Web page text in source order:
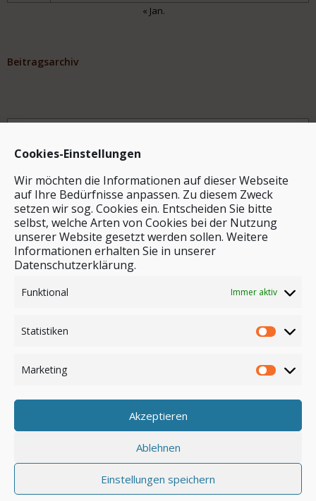
Cookies-Einstellungen
Wir möchten die Informationen auf dieser Webseite
auf Ihre Bedürfnisse anpassen. Zu diesem Zweck
setzen wir sog. Cookies ein. Entscheiden Sie bitte
selbst, welche Arten von Cookies bei der Nutzung
unserer Website gesetzt werden sollen. Weitere
Informationen erhalten Sie in unserer
Datenschutzerklärung.
Funktional Immer aktiv
Statistiken
Marketing
Akzeptieren
Ablehnen
Einstellungen speichern
« Jan.
Beitragsarchiv
Archiv
Stichwortsuche
Anmelden
© by safar-reiseblog.de